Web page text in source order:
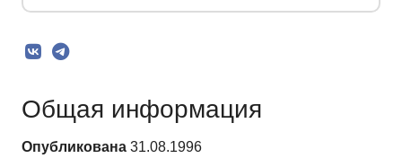
Общая информация
Опубликована 31.08.1996